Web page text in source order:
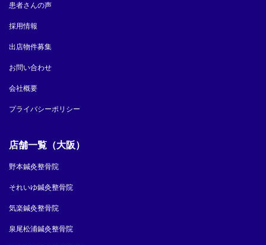
患者さんの声
採用情報
出店物件募集
お問い合わせ
会社概要
プライバシーポリシー
店舗一覧（大阪）
野本鍼灸整骨院
それいゆ鍼灸整骨院
気楽鍼灸整骨院
泉尾松浦鍼灸整骨院